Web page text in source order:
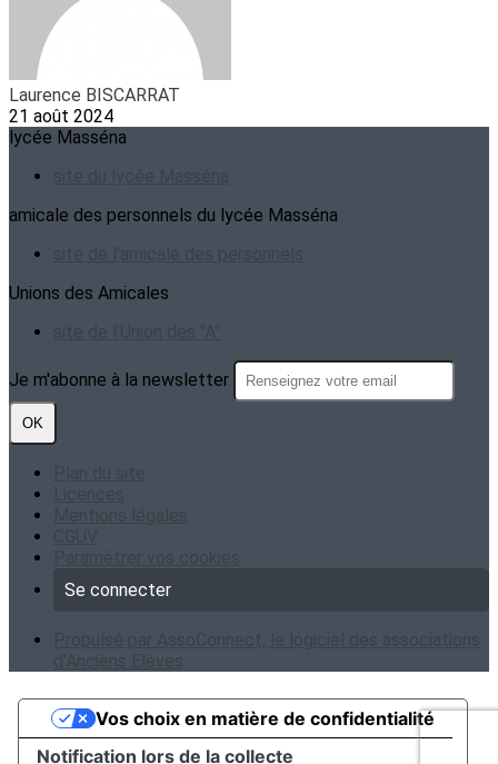
Laurence BISCARRAT
21 août 2024
lycée Masséna
amicale des personnels du lycée Masséna
Unions des Amicales
Je m'abonne à la newsletter
OK
Se connecter
Notification lors de la collecte
Vos choix en matière de confidentialité